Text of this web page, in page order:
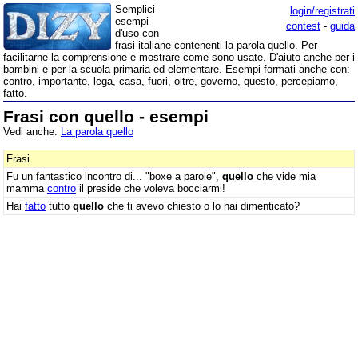
login/registrati
contest - guida
Semplici
esempi
d'uso con
frasi italiane contenenti la parola quello. Per
facilitarne la comprensione e mostrare come sono usate. D'aiuto anche per i
bambini e per la scuola primaria ed elementare. Esempi formati anche con:
contro, importante, lega, casa, fuori, oltre, governo, questo, percepiamo,
fatto.
Frasi con quello - esempi
Vedi anche: La parola quello
Frasi
Fu un fantastico incontro di... "boxe a parole", quello che vide mia
mamma contro il preside che voleva bocciarmi!
Hai fatto tutto quello che ti avevo chiesto o lo hai dimenticato?